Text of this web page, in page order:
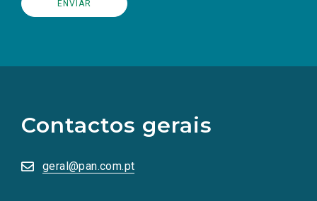
Contactos gerais
geral@pan.com.pt
redes
sociais
numa
nova